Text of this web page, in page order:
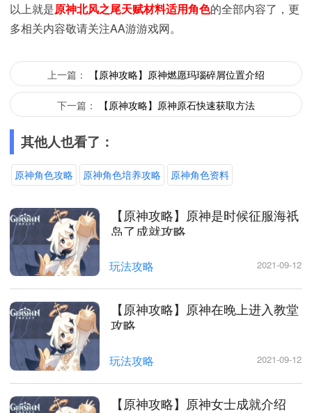
以上就是原神北风之尾天赋材料适用角色的全部内容了，更
多相关内容敬请关注AA游游戏网。
上一篇： 【原神攻略】原神燃愿玛瑙碎屑位置介绍
下一篇： 【原神攻略】原神原石快速获取方法
其他人也看了：
原神角色攻略 原神角色培养攻略 原神角色资料
【原神攻略】原神是时候征服海祇
岛了成就攻略
玩法攻略 2021-09-12
【原神攻略】原神在晚上进入教堂
攻略
玩法攻略 2021-09-12
【原神攻略】原神女士成就介绍